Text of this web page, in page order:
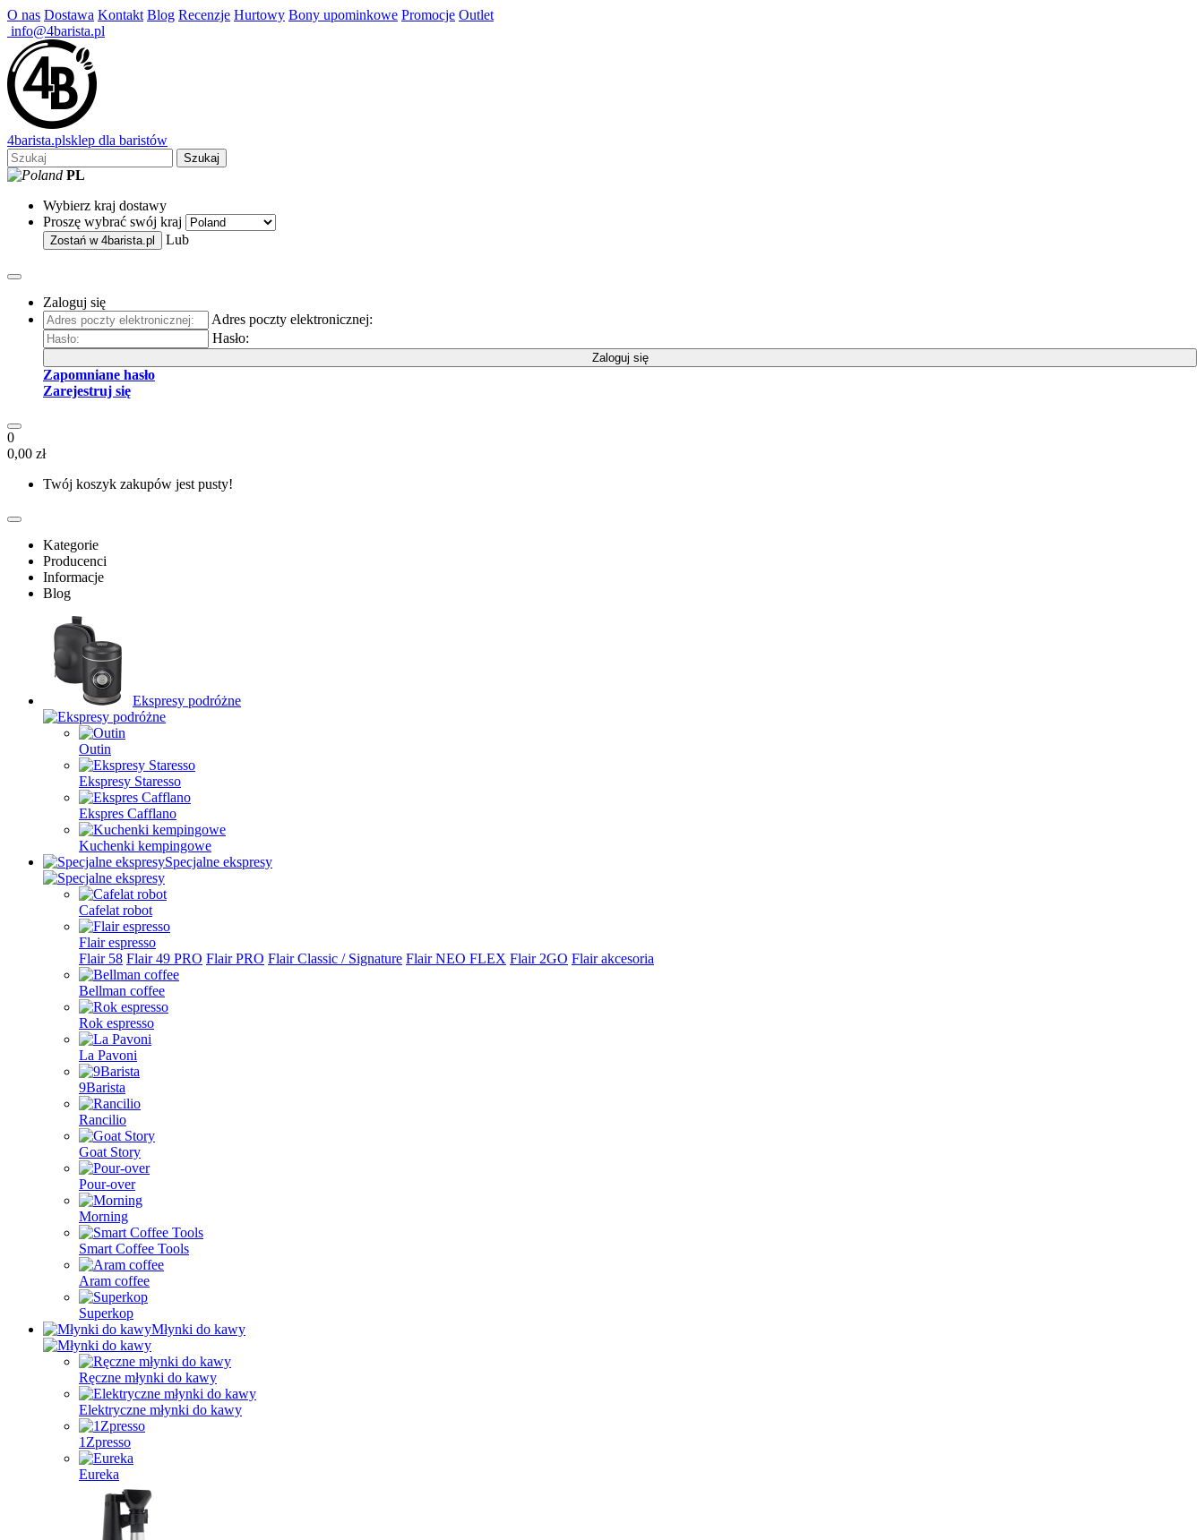
O nas Dostawa Kontakt Blog Recenzje Hurtowy Bony upominkowe Promocje Outlet
info@4barista.pl
4barista.plsklep dla baristów
Szukaj
PL
Wybierz kraj dostawy
Proszę wybrać swój kraj
Zostań w 4barista.pl Lub
Zaloguj się
Adres poczty elektronicznej:
Hasło:
Zaloguj się
Zapomniane hasło
Zarejestruj się
0
0,00 zł
Twój koszyk zakupów jest pusty!
Kategorie
Producenci
Informacje
Blog
Ekspresy podróżne
Outin
Ekspresy Staresso
Ekspres Cafflano
Kuchenki kempingowe
Specjalne ekspresy
Cafelat robot
Flair espresso
Flair 58 Flair 49 PRO Flair PRO Flair Classic / Signature Flair NEO FLEX Flair 2GO Flair akcesoria
Bellman coffee
Rok espresso
La Pavoni
9Barista
Rancilio
Goat Story
Pour-over
Morning
Smart Coffee Tools
Aram coffee
Superkop
Młynki do kawy
Ręczne młynki do kawy
Elektryczne młynki do kawy
1Zpresso
Eureka